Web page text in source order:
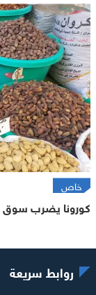
خاص
كورونا يضرب
روابط سريعة